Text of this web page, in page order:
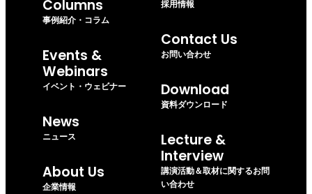
Columns
事例紹介・コラム
Events &
Webinars
イベント・ウェビナー
News
ニュース
About Us
企業情報
採用情報
Contact Us
お問い合わせ
Download
資料ダウンロード
Lecture &
Interview
講演活動＆取材に関するお問
い合わせ